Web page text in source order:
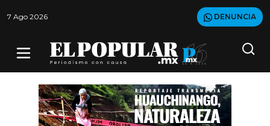
7 Ago 2026 DENUNCIA